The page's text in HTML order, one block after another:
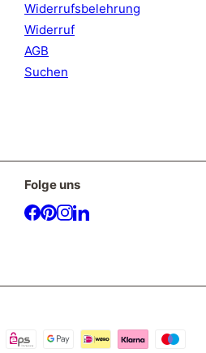
Widerrufsbelehrung
Widerruf
AGB
Suchen
Folge uns
Facebook
Pinterest
Instagram
LinkedIn